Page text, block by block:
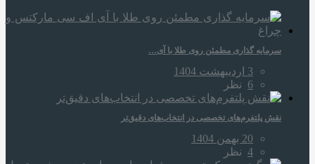
سرمایه‌ گذاری مطمئن روی طلا با آی…
3 اردیبهشت 1404
6 نظر
نقش پلتفرم‌های تخصصی در انتخاب‌های دقیق‌تر
20 بهمن 1404
4 نظر